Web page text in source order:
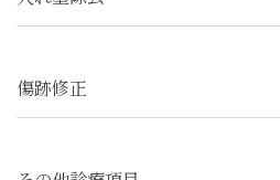
傷跡修正